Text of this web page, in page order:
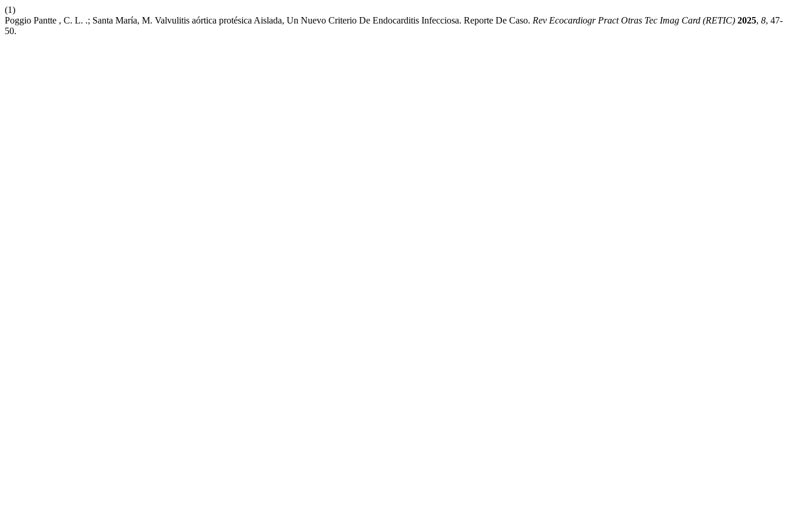
(1)
Poggio Pantte , C. L. .; Santa María, M. Valvulitis aórtica protésica Aislada, Un Nuevo Criterio De Endocarditis Infecciosa. Reporte De Caso. Rev Ecocardiogr Pract Otras Tec Imag Card (RETIC) 2025, 8, 47-
50.